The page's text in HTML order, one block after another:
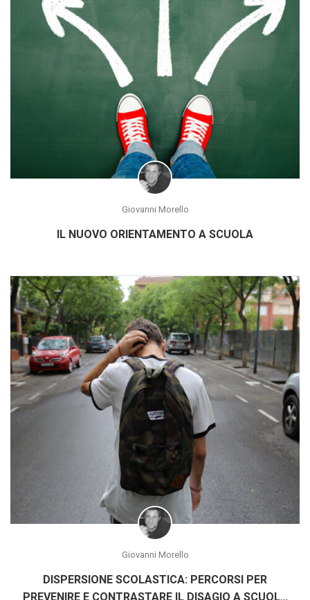
Giovanni Morello
IL NUOVO ORIENTAMENTO A SCUOLA
Giovanni Morello
DISPERSIONE SCOLASTICA: PERCORSI PER
PREVENIRE E CONTRASTARE IL DISAGIO A SCUOLA